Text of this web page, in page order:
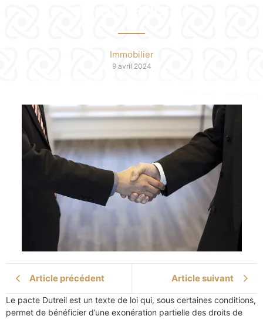
Immobilier
9 avril 2024
Article précédent Article suivant
Le pacte Dutreil est un texte de loi qui, sous certaines conditions,
permet de bénéficier d’une exonération partielle des droits de